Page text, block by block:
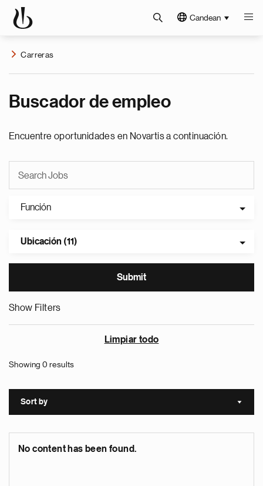
Candean
Carreras
Buscador de empleo
Encuentre oportunidades en Novartis a continuación.
Función
Ubicación (11)
Show Filters
Limpiar todo
Showing 0 results
Sort by Sort
No content has been found.